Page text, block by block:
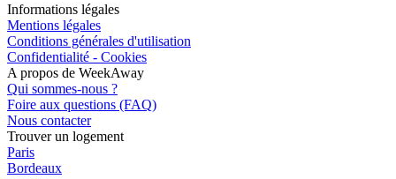
Informations légales
Mentions légales
Conditions générales d'utilisation
Confidentialité - Cookies
A propos de WeekAway
Qui sommes-nous ?
Foire aux questions (FAQ)
Nous contacter
Trouver un logement
Paris
Bordeaux